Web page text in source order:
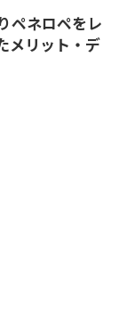
ペネロペをレ
メリット・デ